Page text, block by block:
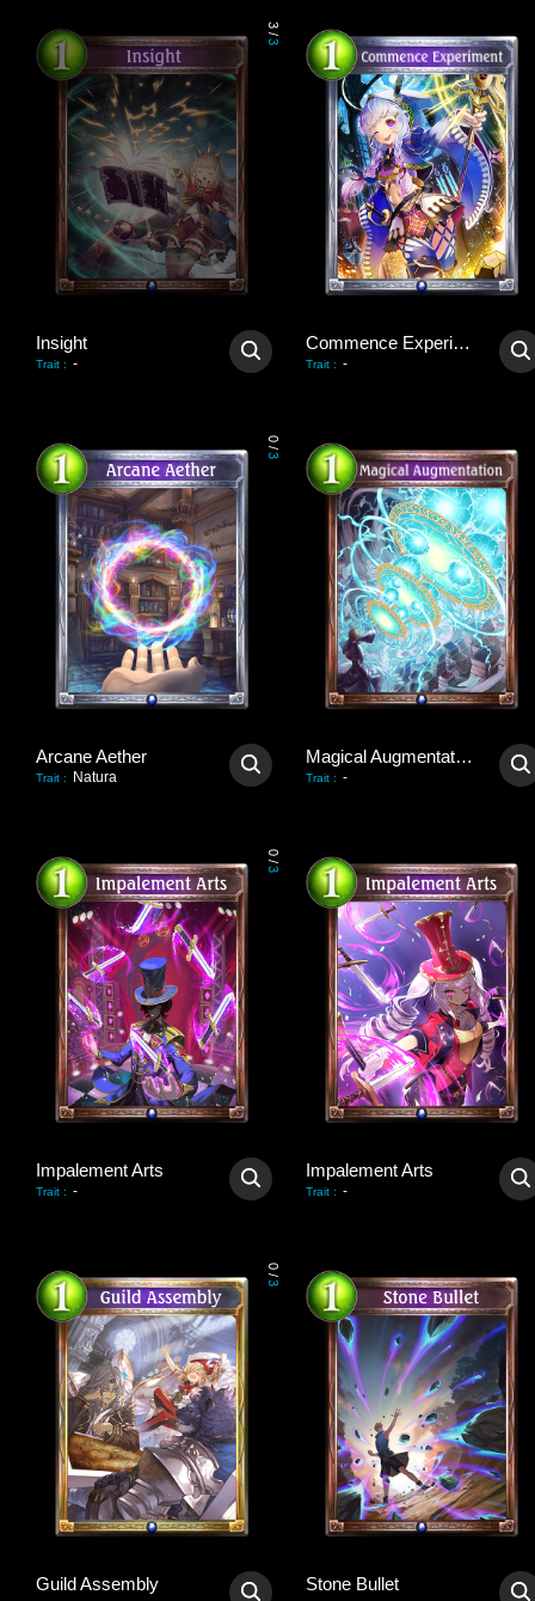
3
/
3
Insight
Trait : -
Commence Experiment
Trait : -
0
/
3
Arcane Aether
Trait : Natura
Magical Augmentation
Trait : -
0
/
3
Impalement Arts
Trait : -
Impalement Arts
Trait : -
0
/
3
Guild Assembly Stone Bullet